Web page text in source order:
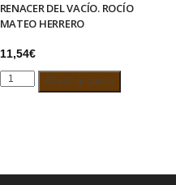
RENACER DEL VACÍO. ROCÍO
MATEO HERRERO
11,54€
RENACERAñadir al carrito